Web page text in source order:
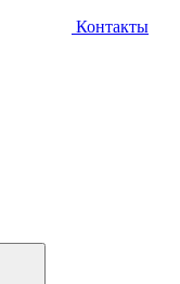
Контакты